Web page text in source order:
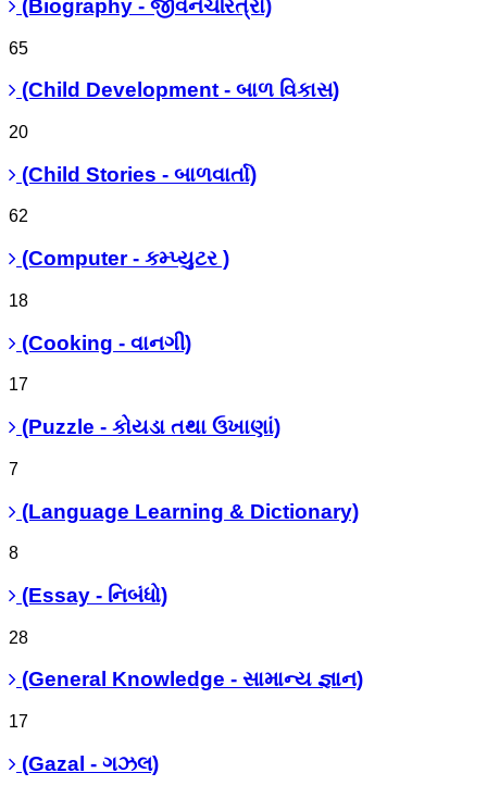
(Biography - જીવનચરિત્રો)
65
(Child Development - બાળ વિકાસ)
20
(Child Stories - બાળવાર્તા)
62
(Computer - કમ્પ્યુટર )
18
(Cooking - વાનગી)
17
(Puzzle - કોયડા તથા ઉખાણાં)
7
(Language Learning & Dictionary)
8
(Essay - નિબંધો)
28
(General Knowledge - સામાન્ય જ્ઞાન)
17
(Gazal - ગઝલ)